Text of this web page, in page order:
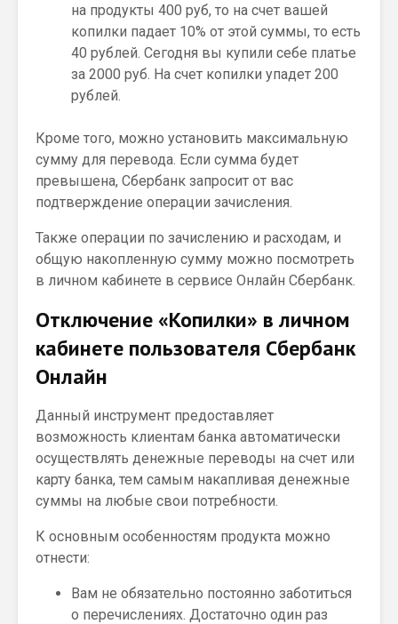
на продукты 400 руб, то на счет вашей
копилки падает 10% от этой суммы, то есть
40 рублей. Сегодня вы купили себе платье
за 2000 руб. На счет копилки упадет 200
рублей.
Кроме того, можно установить максимальную
сумму для перевода. Если сумма будет
превышена, Сбербанк запросит от вас
подтверждение операции зачисления.
Также операции по зачислению и расходам, и
общую накопленную сумму можно посмотреть
в личном кабинете в сервисе Онлайн Сбербанк.
Отключение «Копилки» в личном
кабинете пользователя Сбербанк
Онлайн
Данный инструмент предоставляет
возможность клиентам банка автоматически
осуществлять денежные переводы на счет или
карту банка, тем самым накапливая денежные
суммы на любые свои потребности.
К основным особенностям продукта можно
отнести:
Вам не обязательно постоянно заботиться
о перечислениях. Достаточно один раз